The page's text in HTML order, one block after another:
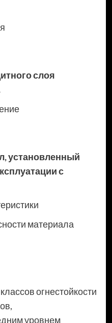
слоя
установленный
с
материала
огнестойкости
уровнем